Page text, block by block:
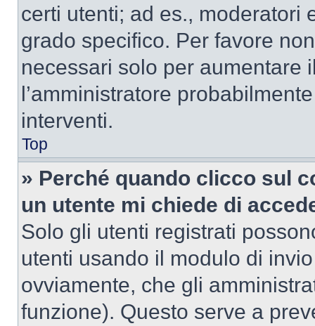
certi utenti; ad es., moderatori
grado specifico. Per favore
necessari solo per aumentare
l’amministratore
interventi.
Top
» Perché quando clicco sul
un utente mi chiede di
Solo gli utenti registrati
utenti usando il modulo di
ovviamente, che gli
funzione). Questo serve a